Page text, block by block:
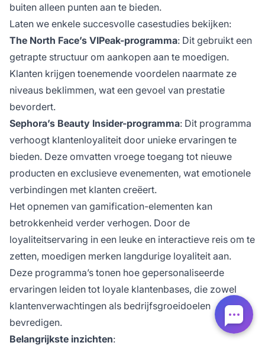
buiten alleen punten aan te bieden.
Laten we enkele succesvolle casestudies bekijken:
The North Face’s VIPeak-programma: Dit gebruikt een
getrapte structuur om aankopen aan te moedigen.
Klanten krijgen toenemende voordelen naarmate ze
niveaus beklimmen, wat een gevoel van prestatie
bevordert.
Sephora’s Beauty Insider-programma: Dit programma
verhoogt klantenloyaliteit door unieke ervaringen te
bieden. Deze omvatten vroege toegang tot nieuwe
producten en exclusieve evenementen, wat emotionele
verbindingen met klanten creëert.
Het opnemen van gamification-elementen kan
betrokkenheid verder verhogen. Door de
loyaliteitservaring in een leuke en interactieve reis om te
zetten, moedigen merken langdurige loyaliteit aan.
Deze programma’s tonen hoe gepersonaliseerde
ervaringen leiden tot loyale klantenbases, die zowel
klantenverwachtingen als bedrijfsgroeidoelen
bevredigen.
Belangrijkste inzichten: